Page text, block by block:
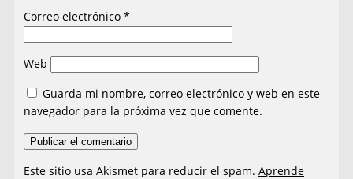
Correo electrónico*
Web
Guarda mi nombre, correo electrónico y web en este
navegador para la próxima vez que comente.
Este sitio usa Akismet para reducir el spam.Aprende